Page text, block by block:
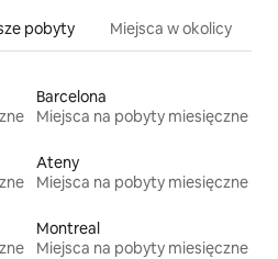
pobyty Miejsca w okolicy
Barcelona
Miejsca na pobyty miesięczne
Ateny
Miejsca na pobyty miesięczne
Montreal
Miejsca na pobyty miesięczne